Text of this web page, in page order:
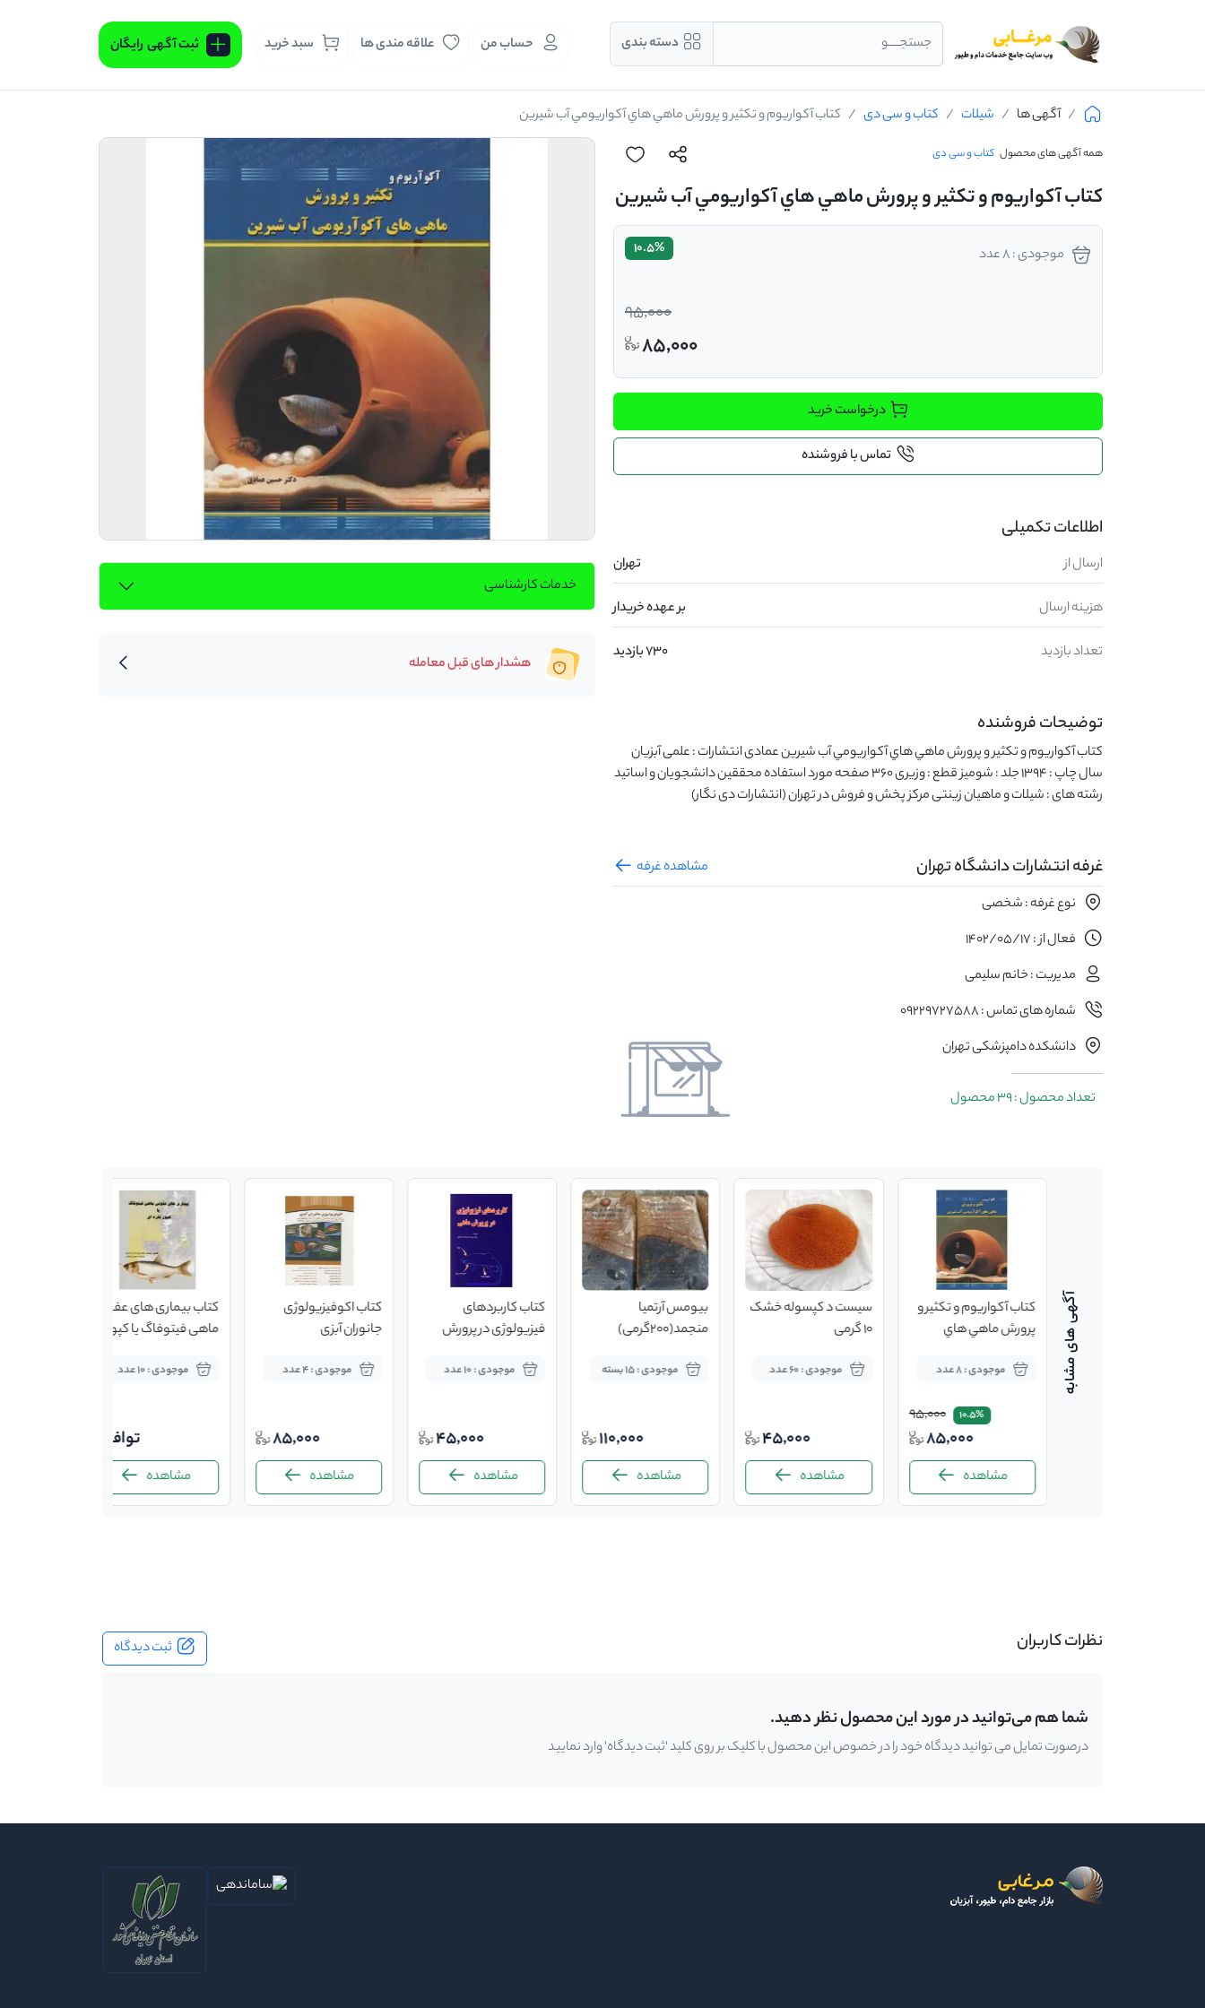
جستجــــو دسته بندی حساب من علاقه مندی ها سبد خرید ثبت آگهی رایگان
آگهی ها شیلات کتاب و سی دی کتاب آکواريوم و تکثير و پرورش ماهي هاي آکواريومي آب شيرين
همه آگهی های محصول کتاب و سی دی
کتاب آکواريوم و تکثير و پرورش ماهي هاي آکواريومي آب شيرين
موجودی : 8 عدد 10.5%
95,000
85,000
درخواست خرید
تماس با فروشنده
اطلاعات تکمیلی
ارسال از تهران
هزینه ارسال بر عهده خریدار
تعداد بازدید 730 بازدید
توضیحات فروشنده
رشته های : شیلات و ماهیان زینتی مرکز پخش و فروش در تهران (انتشارات دی نگار)
غرفه انتشارات دانشگاه تهران
مشاهده غرفه
نوع غرفه : شخصی
فعال از : 1402/05/17
مدیریت : خانم سلیمی
شماره های تماس : ۰۹۲۲۹۷۲۷۵۸۸
دانشکده دامپزشکی تهران
تعداد محصول : 39 محصول
خدمات کارشناسی
هشدار های قبل معامله
کتاب آکواريوم و تکثير و
پرورش ماهي هاي
موجودی : 8 عدد
10.5%
95,000
85,000
مشاهده
سیست د کپسوله خشک
10 گرمی
موجودی : 60 عدد
45,000
مشاهده
بیومس آرتمیا
منجمد(۲۰۰گرمی)
موجودی : 15 بسته
110,000
مشاهده
کتاب کاربردهای
فیزیولوژی در پرورش
موجودی : 10 عدد
45,000
مشاهده
کتاب اکوفیزیولوژی
جانوران آبزی
موجودی : 4 عدد
85,000
مشاهده
کتاب بیماری های عفونی
ماهی فیتوفاگ یا کپور
موجودی : 10 عدد
توافقی
مشاهده
نظرات کاربران ثبت دیدگاه
شما هم می‌توانید در مورد این محصول نظر دهید.
درصورت تمایل می توانید دیدگاه خود را در خصوص این محصول با کلیک بر روی کلید 'ثبت دیدگاه' وارد نمایید